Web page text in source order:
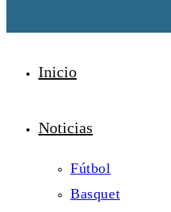
Inicio
Noticias
Fútbol
Basquet